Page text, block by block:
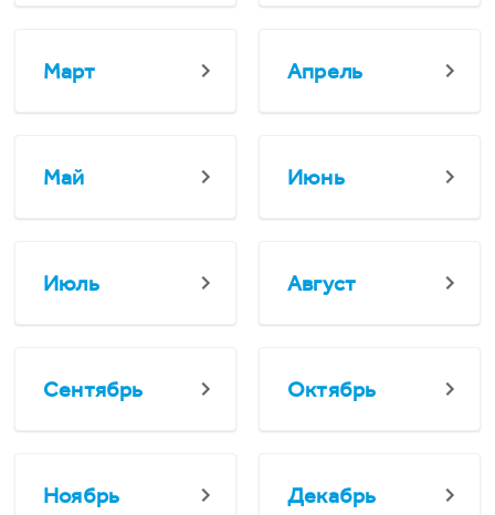
Март Апрель
Май Июнь
Июль Август
Сентябрь Октябрь
Ноябрь Декабрь